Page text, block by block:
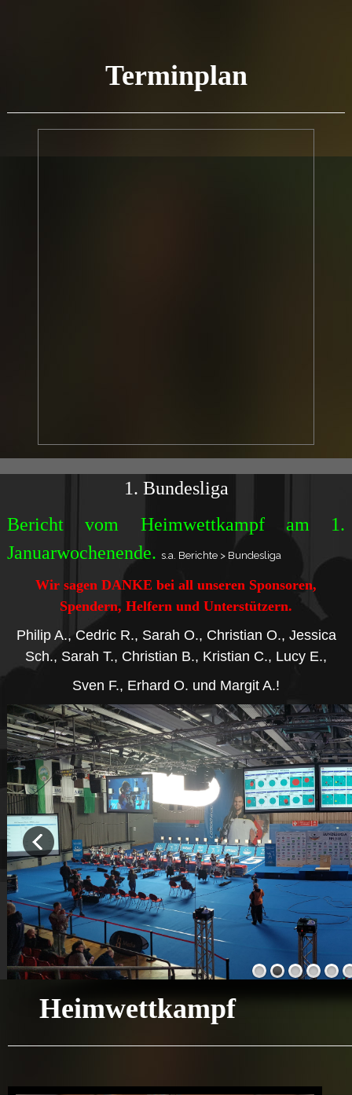
Terminplan
1. Bundesliga
Bericht vom Heimwettkampf am 1.
Januarwochenende. s.a. Berichte > Bundesliga
Wir sagen DANKE bei all unseren Sponsoren,
Spendern, Helfern und Unterstützern.
Philip A., Cedric R., Sarah O., Christian O., Jessica
Sch., Sarah T., Christian B., Kristian C., Lucy E.,
Sven F., Erhard O. und Margit A.!
Heimwettkampf